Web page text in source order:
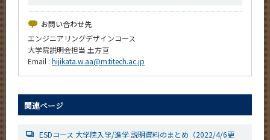
お問い合わせ先
エンジニアリングデザインコース
大学院説明会担当 土方亘
Email : hijikata.w.aa@m.titech.ac.jp
関連ページ
ESDコース 大学院入学/進学 説明資料のまとめ（2022/4/6更